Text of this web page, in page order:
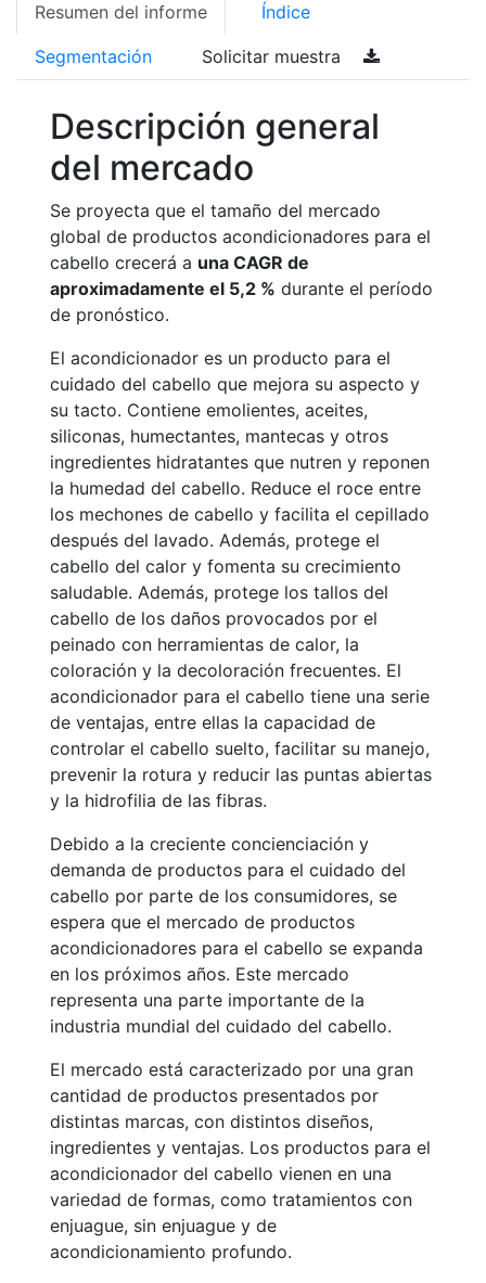
Resumen del informe Índice
Segmentación Solicitar muestra
Descripción general
del mercado
Se proyecta que el tamaño del mercado
global de productos acondicionadores para el
cabello crecerá a una CAGR de
aproximadamente el 5,2 % durante el período
de pronóstico.
El acondicionador es un producto para el
cuidado del cabello que mejora su aspecto y
su tacto. Contiene emolientes, aceites,
siliconas, humectantes, mantecas y otros
ingredientes hidratantes que nutren y reponen
la humedad del cabello. Reduce el roce entre
los mechones de cabello y facilita el cepillado
después del lavado. Además, protege el
cabello del calor y fomenta su crecimiento
saludable. Además, protege los tallos del
cabello de los daños provocados por el
peinado con herramientas de calor, la
coloración y la decoloración frecuentes. El
acondicionador para el cabello tiene una serie
de ventajas, entre ellas la capacidad de
controlar el cabello suelto, facilitar su manejo,
prevenir la rotura y reducir las puntas abiertas
y la hidrofilia de las fibras.
Debido a la creciente concienciación y
demanda de productos para el cuidado del
cabello por parte de los consumidores, se
espera que el mercado de productos
acondicionadores para el cabello se expanda
en los próximos años. Este mercado
representa una parte importante de la
industria mundial del cuidado del cabello.
El mercado está caracterizado por una gran
cantidad de productos presentados por
distintas marcas, con distintos diseños,
ingredientes y ventajas. Los productos para el
acondicionador del cabello vienen en una
variedad de formas, como tratamientos con
enjuague, sin enjuague y de
acondicionamiento profundo.